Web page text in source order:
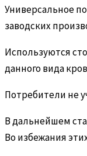
Универсальное
заводских
Используются
данного вида
Потребители не
В дальнейшем
Во избежания